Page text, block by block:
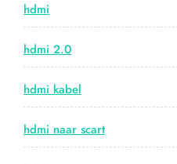
hdmi
hdmi 2.0
hdmi kabel
hdmi naar scart